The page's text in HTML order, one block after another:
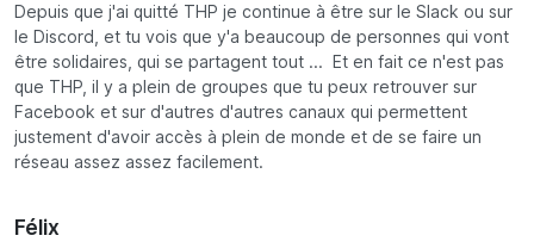
Depuis que j'ai quitté THP je continue à être sur le Slack ou sur
le Discord, et tu vois que y'a beaucoup de personnes qui vont
être solidaires, qui se partagent tout ... Et en fait ce n'est pas
que THP, il y a plein de groupes que tu peux retrouver sur
Facebook et sur d'autres d'autres canaux qui permettent
justement d'avoir accès à plein de monde et de se faire un
réseau assez assez facilement.
Félix